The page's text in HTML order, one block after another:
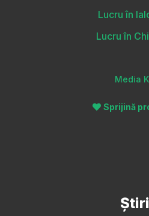
Lucru în
Lucru în
Media
Sprijină
Știri